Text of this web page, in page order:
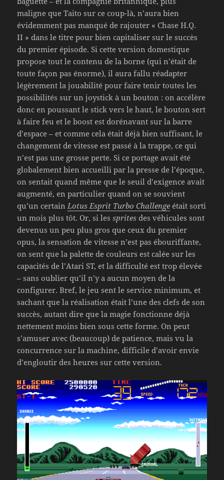
maligne que Taito sur ce coup-là, n’aura bien
évidemment pas manqué de rajouter « Chase H.Q.
II » dans le titre pour bien capitaliser sur le succès
du premier épisode. Si cette version domestique
propose tout le contenu de la borne (qui n’était de
toute façon pas énorme), il aura fallu réadapter
légèrement la jouabilité pour faire tenir toutes les
possibilités sur un joystick à un bouton : on accélère
donc en poussant le stick vers le haut, le bouton sert
à faire feu et le boost est dorénavant sur la barre
d’espace – et comme cela était déjà bien suffisant, le
changement de vitesse est passé à la trappe, ce qui
n’est pas une grosse perte. Si ce portage avait été
globalement bien accueilli par la presse de l’époque,
on sentait quand même que le seuil d’exigence avait
augmenté, en particulier quand on se souvient
qu’un certainLotus Esprit Turbo Challenge était sorti
un mois plus tôt. Or, si lessprites des véhicules sont
devenus un peu plus gros que ceux du premier
opus, la sensation de vitesse n’est pas ébouriffante,
on sent que la palette de couleurs est calée sur les
capacités de l’Atari ST, et la difficulté est trop élevée
– sans oublier qu’il n’y a aucun moyen de la
configurer. Bref, le jeu sent le service minimum, et
sachant que la réalisation était l’une des clefs de son
succès, autant dire que la magie fonctionne déjà
nettement moins bien sous cette forme. On peut
s’amuser avec (beaucoup) de patience, mais vu la
concurrence sur la machine, difficile d’avoir envie
d’engloutir des heures sur cette version.